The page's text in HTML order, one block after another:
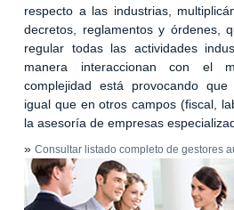
respecto a las industrias,
decretos, reglamentos y órdenes,
regular todas las actividades
manera interaccionan con el
complejidad está provocando
igual que en otros campos (fiscal,
la asesoría de empresas
» Consultar listado completo de gestores